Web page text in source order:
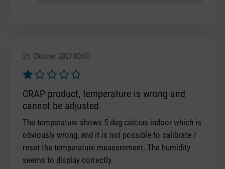
24. Oktober 2021 00:00
Bewertung mit 1 von 5 Sternen
CRAP product, temperature is wrong and
cannot be adjusted
The temperature shows 5 deg celcius indoor which is
obviously wrong, and it is not possible to calibrate /
reset the temperature measurement. The humidity
seems to display correctly.